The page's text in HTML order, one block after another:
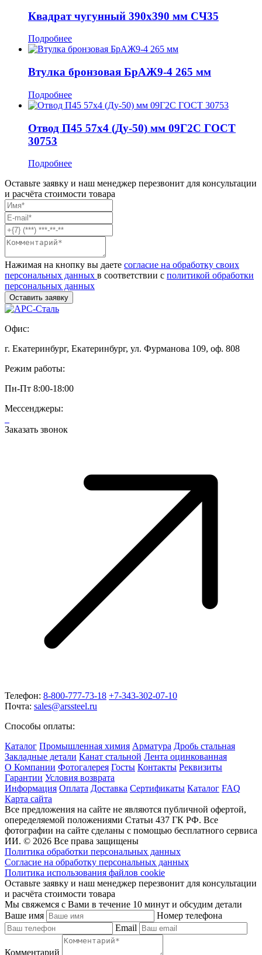
Квадрат чугунный 390x390 мм СЧ35
Подробнее
Втулка бронзовая БрАЖ9-4 265 мм
Подробнее
Отвод П45 57x4 (Ду-50) мм 09Г2С ГОСТ
30753
Подробнее
Оставьте заявку и наш менеджер перезвонит для консультации
и расчёта стоимости товара
Нажимая на кнопку вы даете согласие на обработку своих
персональных данных в соответствии с политикой обработки
персональных данных
Офис:
г. Екатеринбург, Екатеринбург, ул. Фурманова 109, оф. 808
Режим работы:
Пн-Пт 8:00-18:00
Мессенджеры:
Заказать звонок
Телефон: 8-800-777-73-18 +7-343-302-07-10
Почта: sales@arssteel.ru
Способы оплаты:
Каталог Промышленная химия Арматура Дробь стальная
Закладные детали Канат стальной Лента оцинкованная
О Компании Фотогалерея Госты Контакты Реквизиты
Гарантии Условия возврата
Информация Оплата Доставка Сертификаты Каталог FAQ
Карта сайта
Все предложения на сайте не являются публичной офертой,
опеределяемой положениями Статьи 437 ГК РФ. Все
фотографии на сайте сделаны с помощью бесплатного сервиса
ИИ. © 2026 Все права защищены
Политика обработки персональных данных
Согласие на обработку персональных данных
Политика использования файлов cookie
Оставьте заявку и наш менеджер перезвонит для консультации
и расчёта стоимости товара
Мы свяжемся с Вами в течение 10 минут и обсудим детали
Ваше имя
Номер телефона
Email
Комментарий